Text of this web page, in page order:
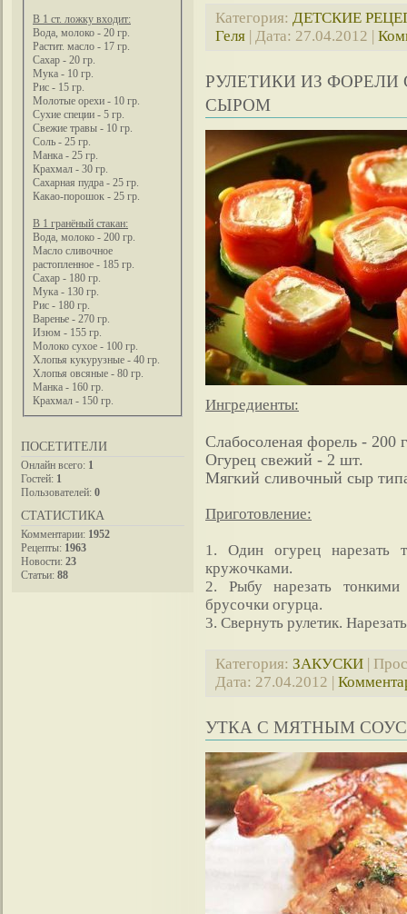
В 1 ст. ложку входит:
Вода, молоко - 20 гр.
Растит. масло - 17 гр.
Сахар - 20 гр.
Мука - 10 гр.
Рис - 15 гр.
Молотые орехи - 10 гр.
Сухие специи - 5 гр.
Свежие травы - 10 гр.
Соль - 25 гр.
Манка - 25 гр.
Крахмал - 30 гр.
Сахарная пудра - 25 гр.
Какао-порошок - 25 гр.
В 1 гранёный стакан:
Вода, молоко - 200 гр.
Масло сливочное
растопленное - 185 гр.
Сахар - 180 гр.
Мука - 130 гр.
Рис - 180 гр.
Варенье - 270 гр.
Изюм - 155 гр.
Молоко сухое - 100 гр.
Хлопья кукурузные - 40 гр.
Хлопья овсяные - 80 гр.
Манка - 160 гр.
Крахмал - 150 гр.
ПОСЕТИТЕЛИ
Онлайн всего: 1
Гостей: 1
Пользователей: 0
СТАТИСТИКА
Комментарии: 1952
Рецепты: 1963
Новости: 23
Статьи: 88
Категория: ДЕТСКИЕ
Геля | Дата: 27.04.2012 |
РУЛЕТИКИ ИЗ
СЫРОМ
Ингредиенты:
Слабосоленая форель - 200
Огурец свежий - 2 шт.
Мягкий сливочный сыр
Приготовление:
1. Один огурец нарезать
кружочками.
2. Рыбу нарезать
брусочки огурца.
3. Свернуть рулетик.
Категория: ЗАКУСКИ |
Дата: 27.04.2012 |
УТКА С МЯТНЫМ